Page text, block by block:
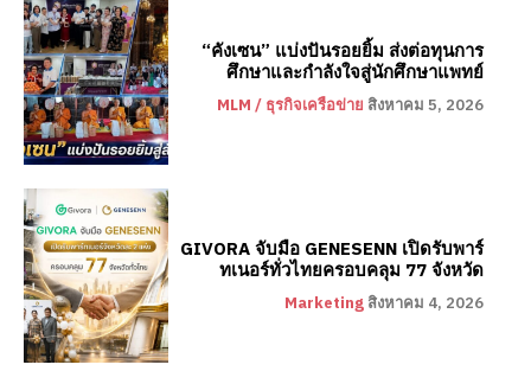
“คังเซน” แบ่งปันรอยยิ้ม ส่งต่อทุนการ
ศึกษาและกำลังใจสู่นักศึกษาแพทย์
MLM / ธุรกิจเครือข่าย สิงหาคม 5, 2026
GIVORA จับมือ GENESENN เปิดรับพาร์
ทเนอร์ทั่วไทยครอบคลุม 77 จังหวัด
Marketing สิงหาคม 4, 2026